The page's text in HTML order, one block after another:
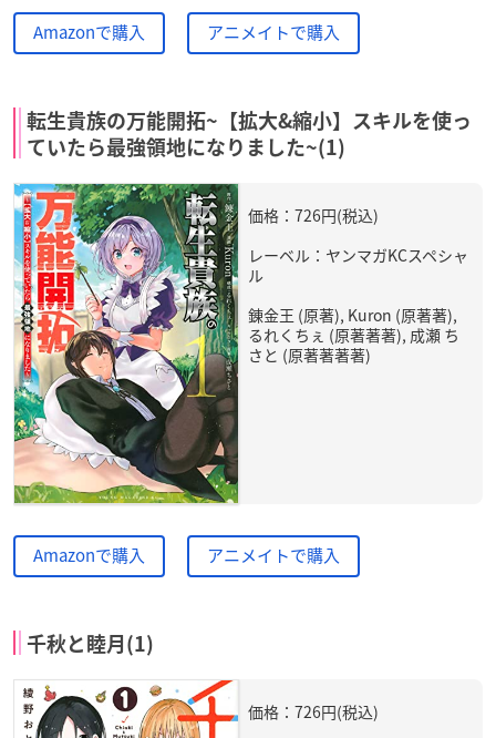
Amazonで購入 アニメイトで購入
転生貴族の万能開拓~【拡大&縮小】スキルを使っ
ていたら最強領地になりました~(1)
価格：726円(税込)
レーベル：ヤンマガKCスペシャ
ル
錬金王 (原著), Kuron (原著著),
るれくちぇ (原著著著), 成瀬 ち
さと (原著著著著)
Amazonで購入 アニメイトで購入
千秋と睦月(1)
価格：726円(税込)